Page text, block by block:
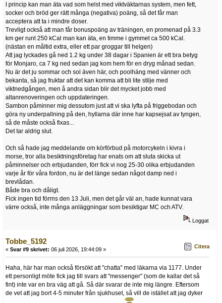
I princip kan man äta vad som helst med viktväktarnas system, men fett,
socker och bröd ger rätt många (negativa) poäng, så det får man
acceptera att ta i mindre doser.
Trevligt också att man får bonuspoäng av träningen, en promenad på 3.3
km ger runt 250 kCal man kan äta, en timme i gymmet ca 500 kCal.
(nästan en måltid extra, eller ett par groggar till helgen)
Att jag lyckades gå ned 1.2 kg under 38 dagar i Spanien är ett bra betyg
för Monjaro, ca 7 kg ned sedan jag kom hem för en dryg månad sedan.
Nu är det ju sommar och sol även här, och poolhäng med vänner och
bekanta, så jag fruktar att det kan komma att bli lite stilje med
viktnedgången, men å andra sidan blir det mycket jobb med
altanrenoveringen och uppdateringen.
Sambon påminner mig dessutom just att vi ska lyfta på friggebodan och
göra ny underpallning på den, hyllarna där inne har kapsejsat av tyngen,
så de måste också fixas...
Det tar aldrig slut.
Och så hade jag meddelande om körförbud på motorcykeln i kivra i
morse, tror alla besiktningsföretag har enats om att sluta skicka ut
påminnelser och erbjudanden, förr fick vi nog 25-30 olika erbjudanden
varje år för våra fordon, nu är det länge sedan något damp ned i
brevlådan.
Både bra och dåligt.
Fick ingen tid förrns den 13 Juli, men det går väl an, hade kunnat vara
värre också, inte många anläggningar som besiktigar MC och ATV.
Loggat
Tobbe_5192
« Svar #9 skrivet: 06 juli 2026, 19:44:09 » Citera
Haha, här har man också försökt att "chatta" med läkarna via 1177. Under
ett personligt möte fick jag till svars att "messenger" (som de kallar det så
fint) inte var en bra väg att gå. Så där svarar de inte mig längre. Eftersom
de vet att jag bort 4-5 minuter från sjukhuset, så vill de istället att jag dyker